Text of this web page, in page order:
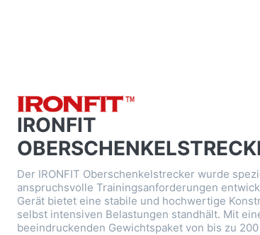
IRONFIT
Der IRONFIT Oberschenkelstrecker wurde
anspruchsvolle Trainingsanforderungen
Gerät bietet eine stabile und hochwertige
selbst intensiven Belastungen standhält. Mit
beeindruckenden Gewichtspaket von bis zu